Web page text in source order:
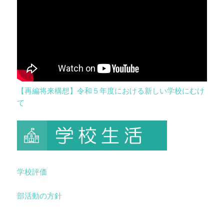
【再編将来構想】令和５年度における新しい学校にむけ
て
学校評価
部活動の方針